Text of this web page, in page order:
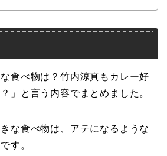
食べ物は？竹内涼真もカレー好
」と言う内容でまとめました。
な食べ物は、アテになるような
す。